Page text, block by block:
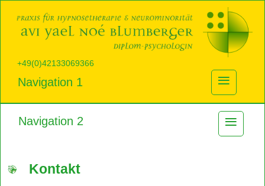
+49(0)42133069366
Navigation 1 ≡
Navigation 2 ≡
Kontakt